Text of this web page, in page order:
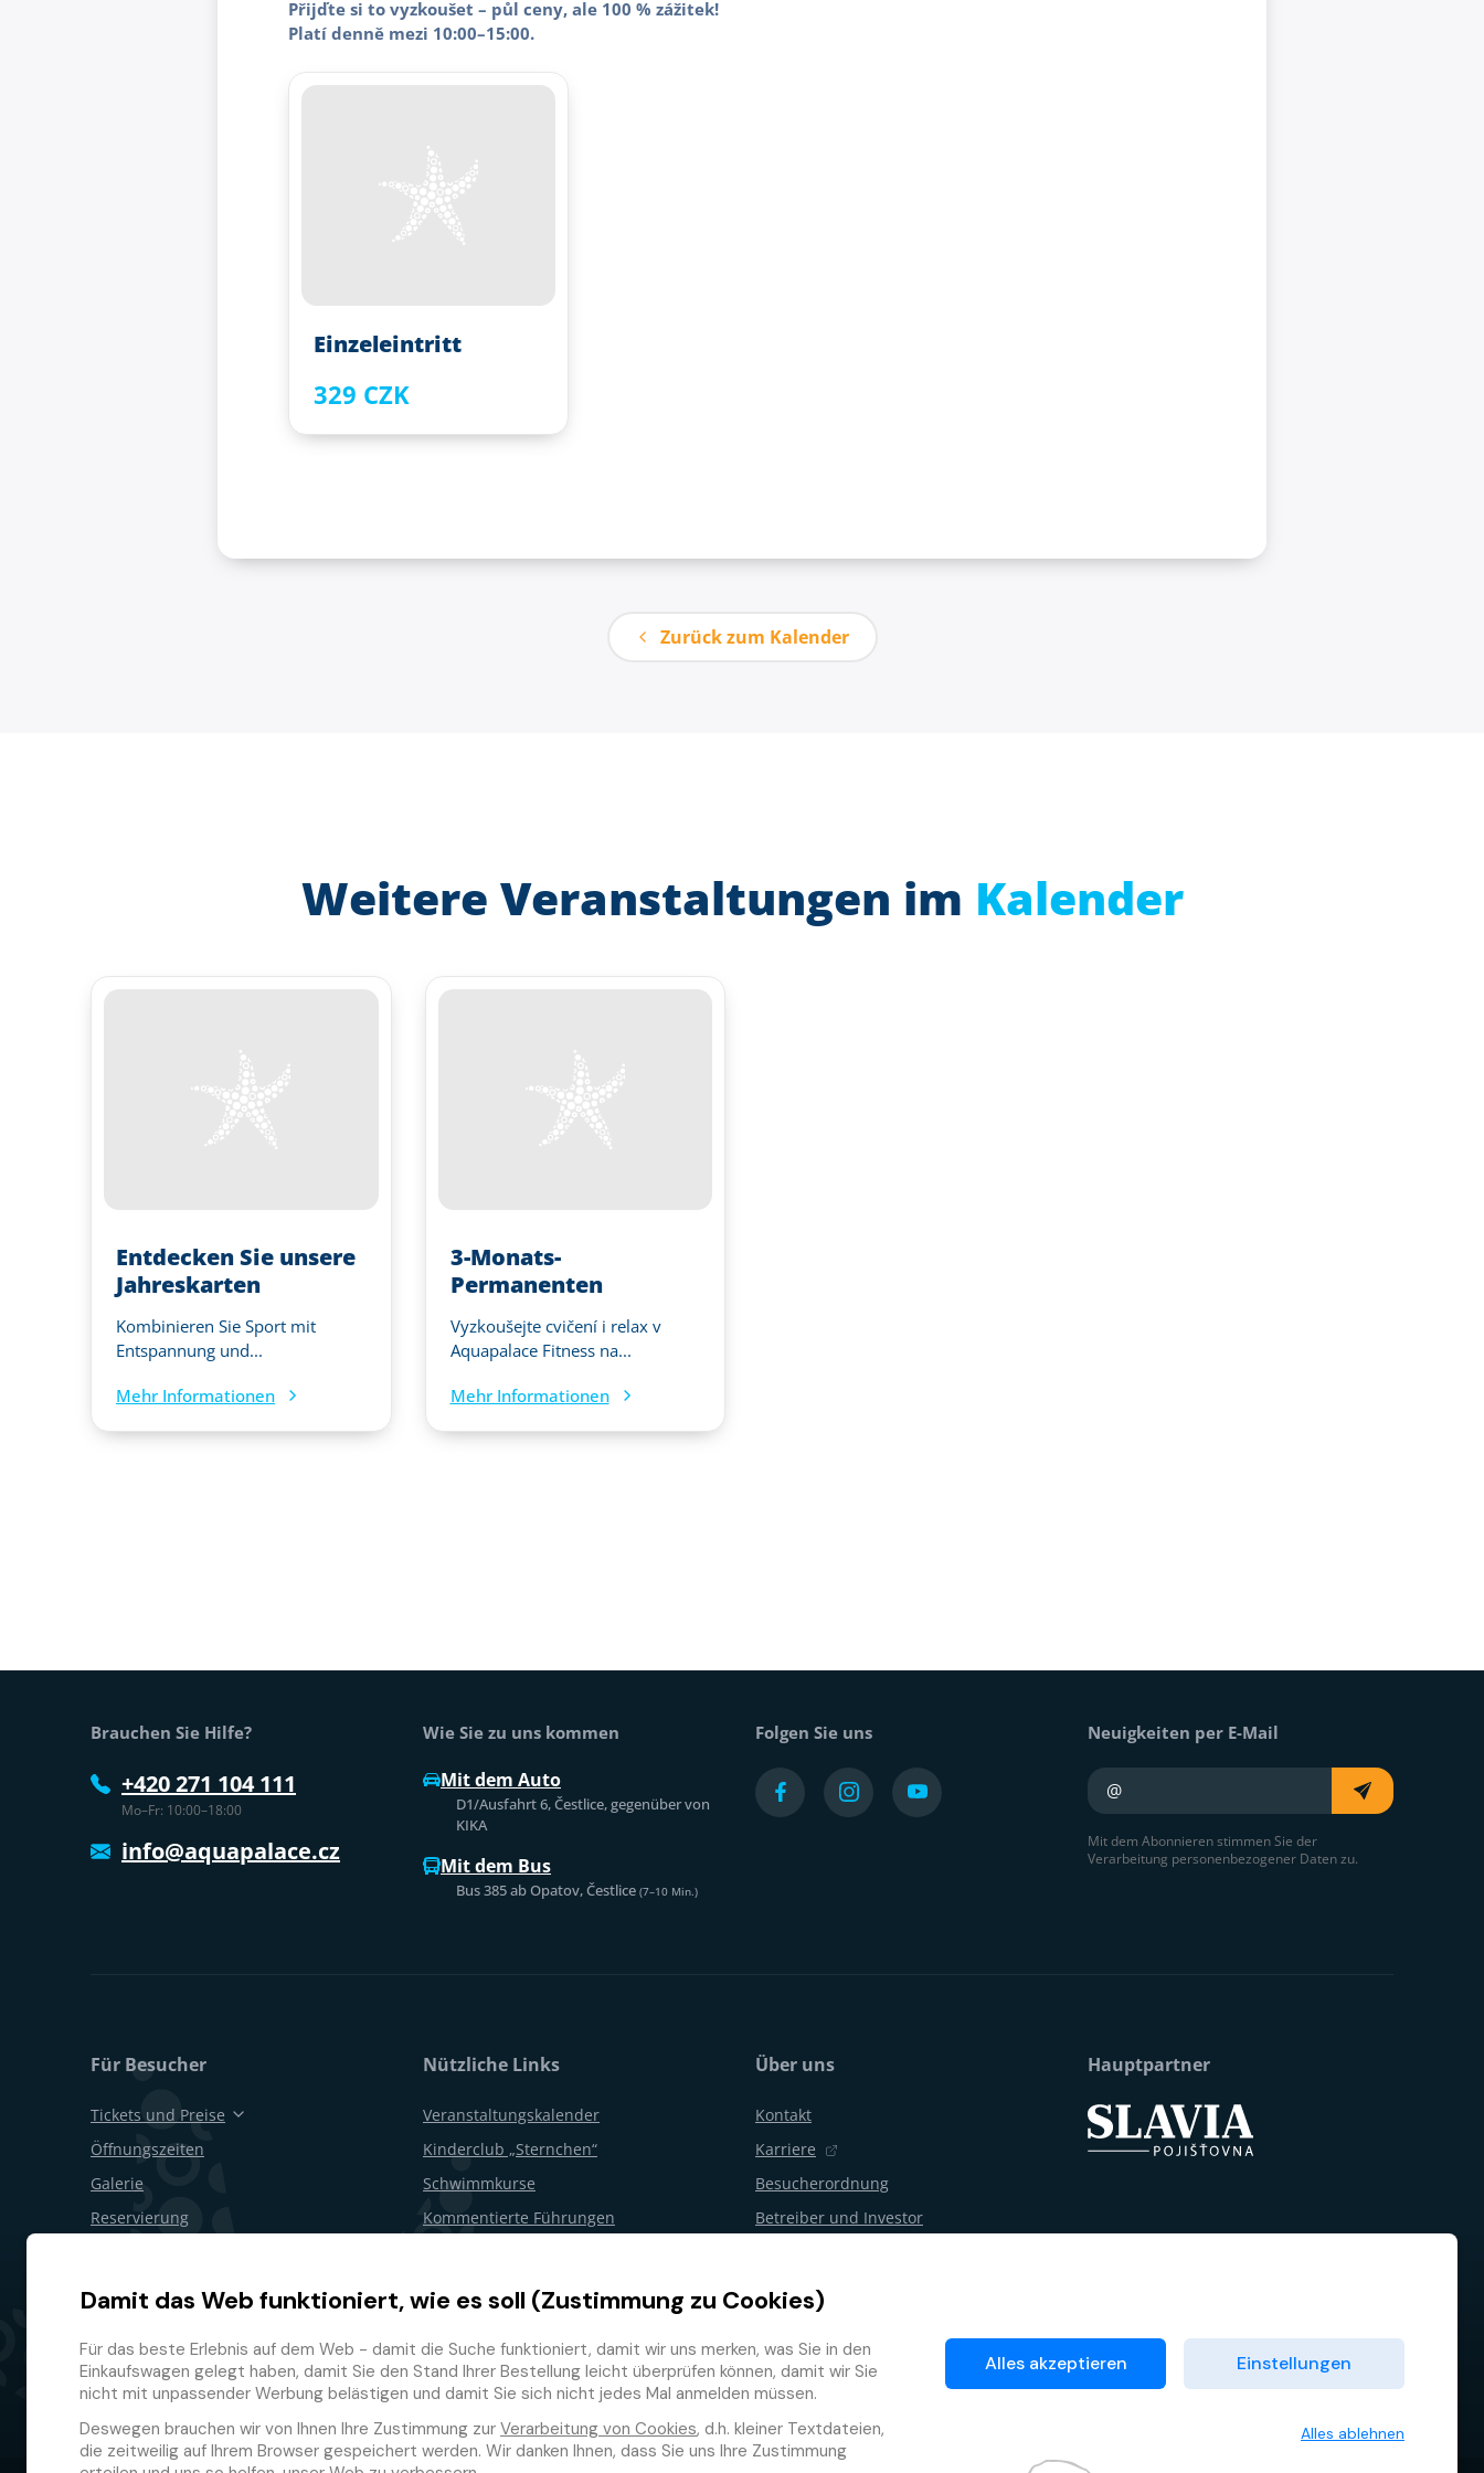
Přijďte si to vyzkoušet – půl ceny, ale 100 % zážitek!
Platí denně mezi 10:00–15:00.
Einzeleintritt
329 CZK
Zurück zum Kalender
Weitere Veranstaltungen im Kalender
Entdecken Sie unsere
Jahreskarten
Kombinieren Sie Sport mit
Entspannung und...
Mehr Informationen
3-Monats-
Permanenten
Vyzkoušejte cvičení i relax v
Aquapalace Fitness na...
Mehr Informationen
Brauchen Sie Hilfe?
+420 271 104 111
Mo–Fr: 10:00–18:00
info@aquapalace.cz
Wie Sie zu uns kommen
Mit dem Auto
D1/Ausfahrt 6, Čestlice, gegenüber von
KIKA
Mit dem Bus
Bus 385 ab Opatov, Čestlice (7–10 Min.)
Folgen Sie uns Neuigkeiten per E-Mail
Ihre E-Mail
Mit dem Abonnieren stimmen Sie der
Verarbeitung personenbezogener Daten zu.
Für Besucher
Tickets und Preise
Öffnungszeiten
Galerie
Reservierung
Nützliche Links
Veranstaltungskalender
Kinderclub „Sternchen“
Schwimmkurse
Kommentierte Führungen
Treueprogramm
Über uns
Kontakt
Karriere
Besucherordnung
Betreiber und Investor
Partner E-Shop
Hauptpartner
Damit das Web funktioniert, wie es soll (Zustimmung zu Cookies)
Für das beste Erlebnis auf dem Web - damit die Suche funktioniert, damit wir uns merken, was Sie in den
Einkaufswagen gelegt haben, damit Sie den Stand Ihrer Bestellung leicht überprüfen können, damit wir Sie
nicht mit unpassender Werbung belästigen und damit Sie sich nicht jedes Mal anmelden müssen.
Deswegen brauchen wir von Ihnen Ihre Zustimmung zur Verarbeitung von Cookies, d.h. kleiner Textdateien,
die zeitweilig auf Ihrem Browser gespeichert werden. Wir danken Ihnen, dass Sie uns Ihre Zustimmung
Alles akzeptieren Einstellungen
Alles ablehnen